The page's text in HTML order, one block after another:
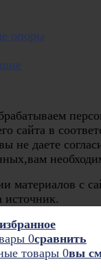
опоры
сайта в
не даете
материалов с
источник.
избранное
0сравнить
товары 0вы